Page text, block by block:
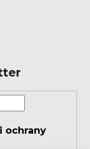
ochrany